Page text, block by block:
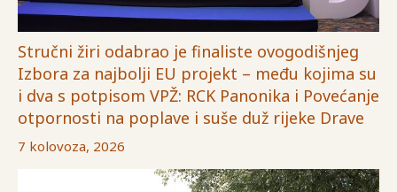
Stručni žiri odabrao je finaliste ovogodišnjeg
Izbora za najbolji EU projekt – među kojima su
i dva s potpisom VPŽ: RCK Panonika i Povećanje
otpornosti na poplave i suše duž rijeke Drave
7 kolovoza, 2026